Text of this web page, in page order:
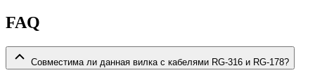
FAQ
Совместима ли данная вилка с кабелями RG-316 и RG-178?